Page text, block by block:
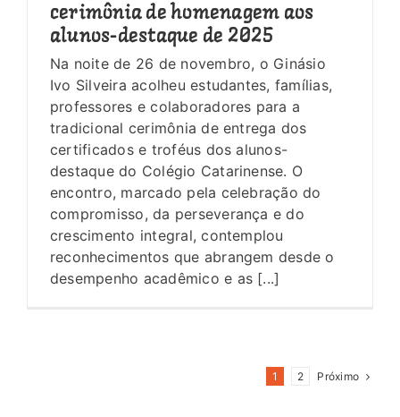
cerimônia de homenagem aos
alunos-destaque de 2025
Na noite de 26 de novembro, o Ginásio
Ivo Silveira acolheu estudantes, famílias,
professores e colaboradores para a
tradicional cerimônia de entrega dos
certificados e troféus dos alunos-
destaque do Colégio Catarinense. O
encontro, marcado pela celebração do
compromisso, da perseverança e do
crescimento integral, contemplou
reconhecimentos que abrangem desde o
desempenho acadêmico e as [...]
1 2 Próximo